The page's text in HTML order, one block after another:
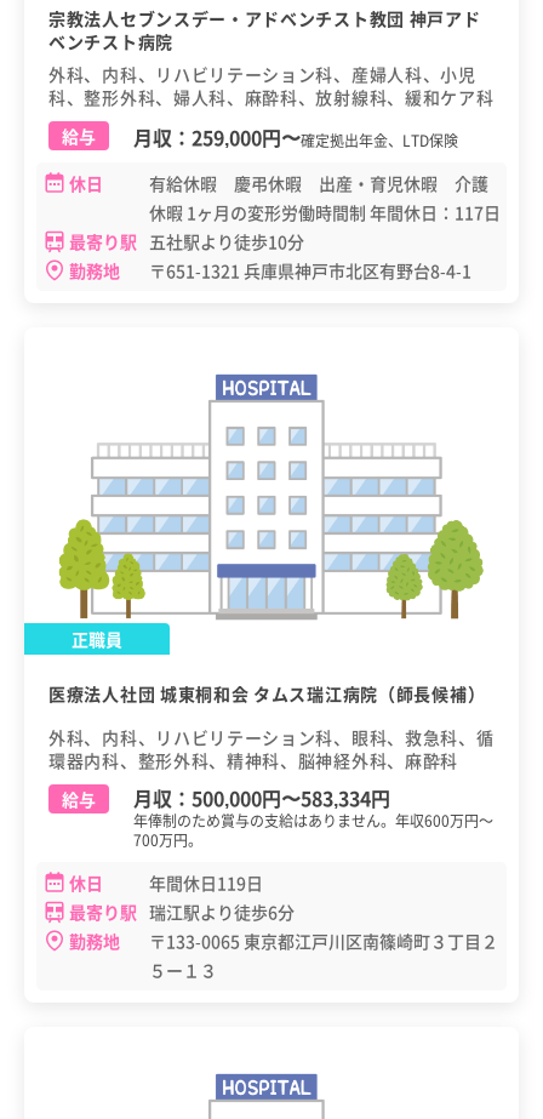
宗教法人セブンスデー・アドベンチスト教団 神戸アド
ベンチスト病院
外科、内科、リハビリテーション科、産婦人科、小児
科、整形外科、婦人科、麻酔科、放射線科、緩和ケア科
給与
月収： 259,000円〜確定拠出年金、LTD保険
休日
有給休暇 慶弔休暇 出産・育児休暇 介護
休暇 1ヶ月の変形労働時間制 年間休日：117日
最寄り駅 五社駅より徒歩10分
勤務地
〒651-1321 兵庫県神戸市北区有野台8-4-1
正職員
医療法人社団 城東桐和会 タムス瑞江病院（師長候補）
外科、内科、リハビリテーション科、眼科、救急科、循
環器内科、整形外科、精神科、脳神経外科、麻酔科
給与
月収： 500,000円〜583,334円
年俸制のため賞与の支給はありません。年収600万円～
700万円。
休日
年間休日119日
最寄り駅 瑞江駅より徒歩6分
勤務地
〒133-0065 東京都江戸川区南篠崎町３丁目２
５ー１３